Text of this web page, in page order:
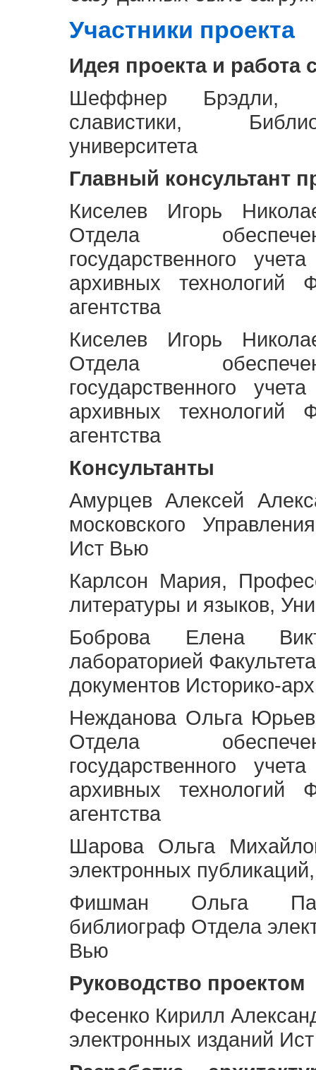
Участники проекта
Идея проекта и работа
Шеффнер Брэдли,
славистики,
университета
Главный консультант
Киселев Игорь
Отдела
государственного
архивных технологий
агентства
Киселев Игорь
Отдела
государственного
архивных технологий
агентства
Консультанты
Амурцев Алексей
московского
Ист Вью
Карлсон Мария,
литературы и языков,
Боброва Елена
лабораторией
документов Историко-
Нежданова Ольга
Отдела
государственного
архивных технологий
агентства
Шарова Ольга
электронных
Фишман Ольга
библиограф Отдела
Вью
Руководство проектом
Фесенко Кирилл
электронных изданий